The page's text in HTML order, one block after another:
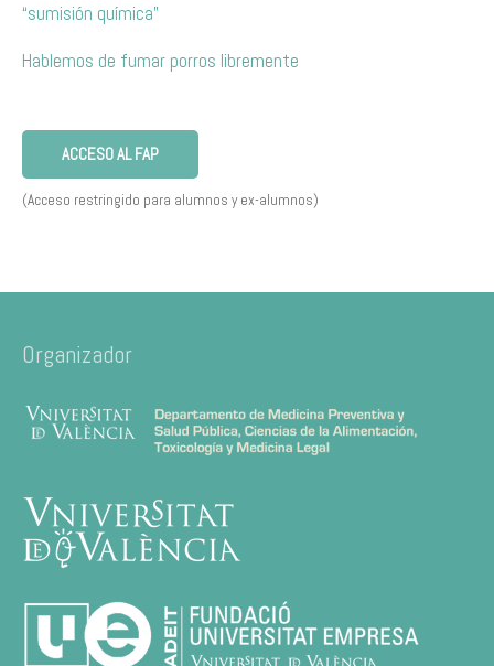
“sumisión química”
Hablemos de fumar porros libremente
ACCESO AL FAP
(Acceso restringido para alumnos y ex-alumnos)
Organizador